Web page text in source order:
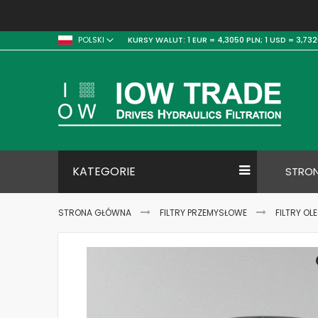
POLSKI KURSY WALUT: 1 EUR = 4,3050 PLN; 1 USD =
KATEGORIE
STRONA GŁÓWNA FILTRY PRZEMYSŁOWE FILTRY